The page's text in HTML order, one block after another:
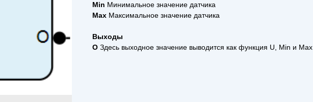
Min Минимальное значение датчика
Max Максимальное значение датчика
Выходы
O Здесь выходное значение выводится как функция U, Min и Max